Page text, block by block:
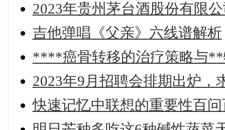
2023年贵州茅台酒股份有限
吉他弹唱《父亲》六线谱解析
****癌骨转移的治疗策略与**
2023年9月招聘会排期出炉，
快速记忆中联想的重要性百